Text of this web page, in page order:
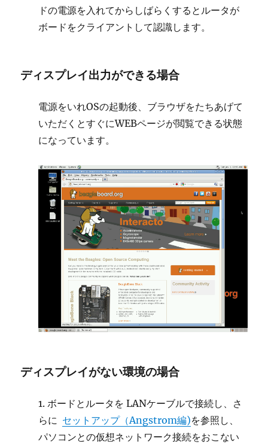
ドの電源を入れてからしばらくするとルータが
ボードをクライアントして認識します。
ディスプレイ出力ができる場合
電源をいれOSの起動後、ブラウザをたちあげて
いただくとすぐにWEBページが閲覧できる状態
になっています。
ディスプレイがない環境の場合
1. ボードとルータを LANケーブルで接続し、さ
らに セットアップ（Angstrom編)を参照し、
パソコンとの仮想ネットワーク接続をおこない